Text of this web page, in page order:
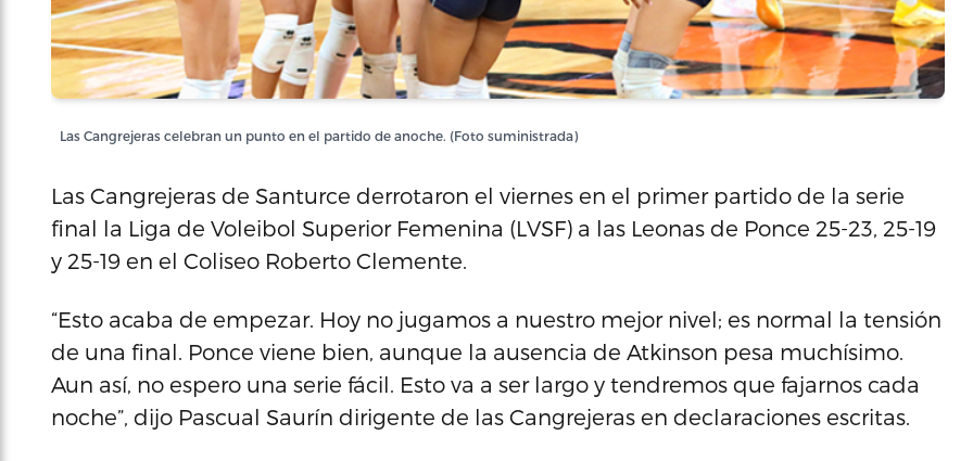
Las Cangrejeras celebran un punto en el partido de anoche. (Foto suministrada)
Las Cangrejeras de Santurce derrotaron el viernes en el primer partido de la serie
final la Liga de Voleibol Superior Femenina (LVSF) a las Leonas de Ponce 25-23, 25-19
y 25-19 en el Coliseo Roberto Clemente.
“Esto acaba de empezar. Hoy no jugamos a nuestro mejor nivel; es normal la tensión
de una final. Ponce viene bien, aunque la ausencia de Atkinson pesa muchísimo.
Aun así, no espero una serie fácil. Esto va a ser largo y tendremos que fajarnos cada
noche”, dijo Pascual Saurín dirigente de las Cangrejeras en declaraciones escritas.